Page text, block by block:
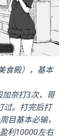
食殿），基本
奈打3次，哥
过。打完后打
目基本必输，
利10000左右